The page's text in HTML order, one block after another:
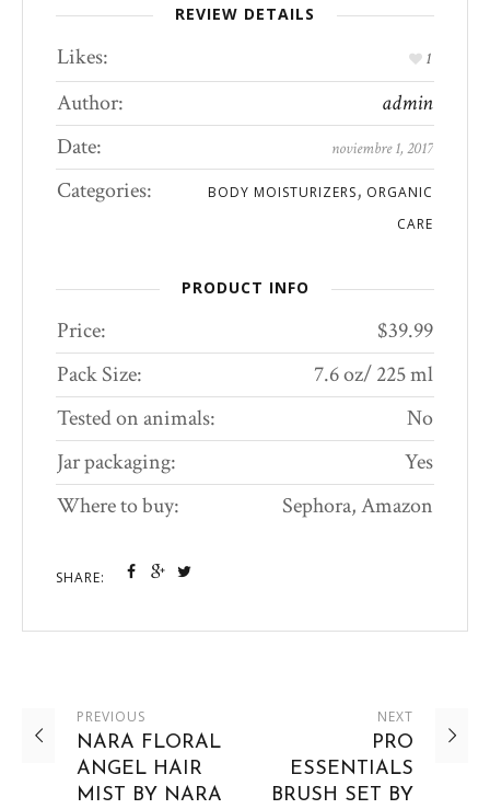
REVIEW DETAILS
Likes: 1
Author:
admin
Date:
noviembre 1, 2017
Categories: BODY MOISTURIZERS, ORGANIC
CARE
PRODUCT INFO
Price:
$39.99
Pack Size:
7.6 oz/ 225 ml
Tested on animals:
No
Jar packaging:
Yes
Where to buy:
Sephora, Amazon
SHARE:
PREVIOUS
NARA FLORAL
ANGEL HAIR
MIST BY NARA
NEXT
PRO
ESSENTIALS
BRUSH SET BY